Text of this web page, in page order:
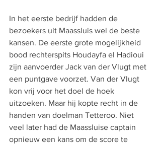
In het eerste bedrijf hadden de
bezoekers uit Maassluis wel de beste
kansen. De eerste grote mogelijkheid
bood rechterspits Houdayfa el Hadioui
zijn aanvoerder Jack van der Vlugt met
een puntgave voorzet. Van der Vlugt
kon vrij voor het doel de hoek
uitzoeken. Maar hij kopte recht in de
handen van doelman Tetteroo. Niet
veel later had de Maassluise captain
opnieuw een kans om de score te